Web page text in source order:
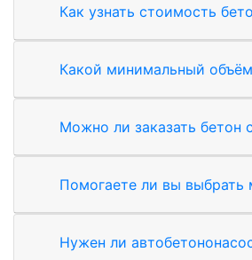
Как узнать стоимость
Какой минимальный
Можно ли заказать бетон
Помогаете ли вы выбрать
Нужен ли